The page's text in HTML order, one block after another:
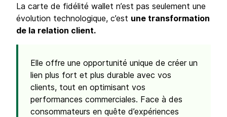
La carte de fidélité wallet n’est pas seulement une
évolution technologique, c’est une transformation
de la relation client.
Elle offre une opportunité unique de créer un
lien plus fort et plus durable avec vos
clients, tout en optimisant vos
performances commerciales. Face à des
consommateurs en quête d’expériences